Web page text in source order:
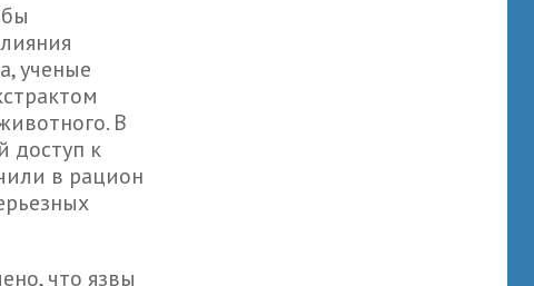
ученые
В
доступ к
в рацион
что язвы